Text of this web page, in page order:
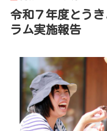
令和７年度とう
ラム実施報告